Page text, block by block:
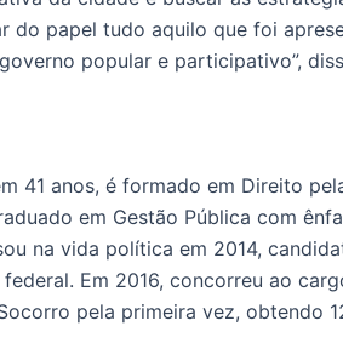
do papel tudo aquilo que foi
popular e participativo”,
41 anos, é formado em Direito
em Gestão Pública com
na vida política em 2014,
Em 2016, concorreu ao
pela primeira vez, obtendo